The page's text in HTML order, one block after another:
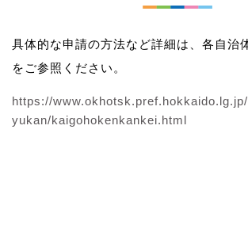
具体的な申請の方法など詳細は、各自治
をご参照ください。
https://
yukan/kaigohokenkankei.html